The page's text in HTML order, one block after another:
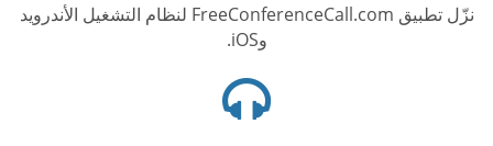
نزّل تطبيق FreeConferenceCall.com لنظام التشغيل الأندرويد
وiOS.
السماعات